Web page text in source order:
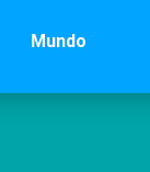
Mundo